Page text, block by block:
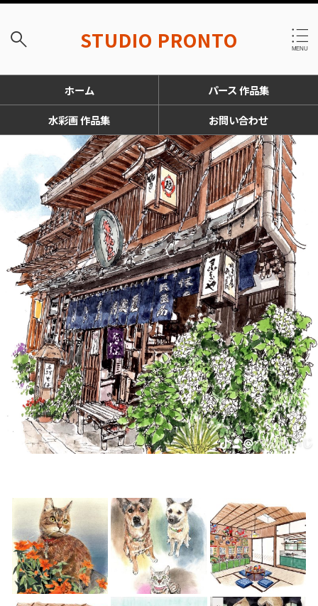
STUDIO PRONTO
ホーム
パース 作品集
水彩画 作品集
お問い合わせ